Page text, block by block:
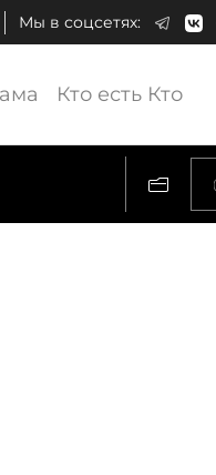
Мы в соцсетях:
Кто есть Кто